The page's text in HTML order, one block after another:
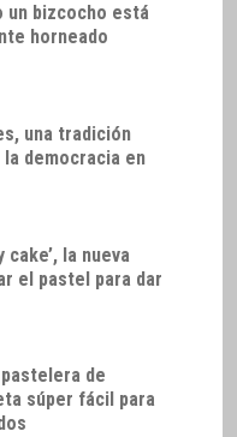
un bizcocho está
horneado
una tradición
democracia en
cake’, la nueva
el pastel para dar
de
súper fácil para